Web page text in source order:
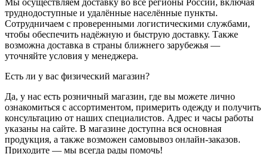
труднодоступные и удалённые населённые пункты.
Сотрудничаем с проверенными логистическими службами,
чтобы обеспечить надёжную и быструю доставку. Также
возможна доставка в страны ближнего зарубежья —
уточняйте условия у менеджера.
Есть ли у вас физический магазин?
Да, у нас есть розничный магазин, где вы можете лично
ознакомиться с ассортиментом, примерить одежду и получить
консультацию от наших специалистов. Адрес и часы работы
указаны на сайте. В магазине доступна вся основная
продукция, а также возможен самовывоз онлайн-заказов.
Приходите — мы всегда рады помочь!